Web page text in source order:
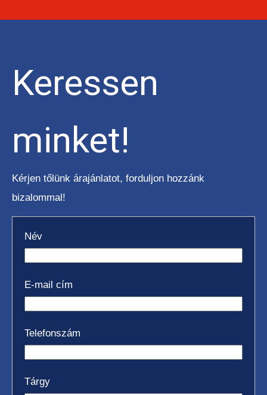
HASZNÁLT TARGONCÁK
Keressen
minket!
Kérjen tőlünk árajánlatot, forduljon hozzánk
bizalommal!
Név
E-mail cím
Telefonszám
Tárgy